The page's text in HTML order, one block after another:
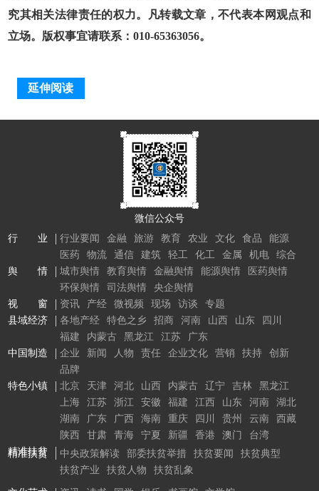
究其相关法律责任的权力。凡转载文章，不代表本网观点和
立场。版权事宜请联系：010-65363056。
延伸阅读
微信公众号
行 业
行业要闻 金融 旅游 教育 农业 文化 食品
能源
医药
物流 通信 建筑 轻工 化工 金属 机电
综合
舆 情
城市舆情 教育舆情 金融舆情 能源舆情
医药舆情
环保舆情
司法舆情
央企舆情
视 窗
资讯 产经 微视频 现场 访谈
专题
县域经济
各地产经 特色之乡 招商 河南 山西 山东
四川
福建
内蒙古 黑龙江 江苏
广东
中国制造
企业 新闻 人物 责任 企业文化 营销 扶持
创新
品牌
特色小镇
北京 天津 河北 山西 内蒙古 辽宁 吉林
黑龙江
上海
江苏 浙江 安徽 福建 江西 山东 河南
湖北
湖南
广东 广西 海南 重庆 四川 贵州 云南
西藏
陕西
甘肃 青海 宁夏 新疆 香港 澳门
台湾
精准扶贫
精准扶贫 中央政策解读 部委扶贫举措 扶贫要闻
扶贫典型
扶贫产业
扶贫人物 扶贫乱象